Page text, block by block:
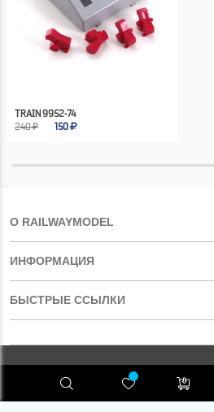
TRAIN 9952-74
240 ₽
150
О RAILWAYMODEL
ИНФОРМАЦИЯ
БЫСТРЫЕ ССЫЛКИ
RAILWAYMODEL.COM ©2001-2026